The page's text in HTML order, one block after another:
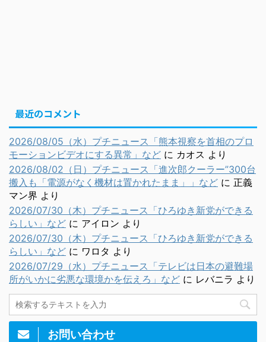
最近のコメント
2026/08/05（水）プチニュース「熊本視察を首相のプロ
モーションビデオにする異常」など に カオス より
2026/08/02（日）プチニュース「進次郎クーラー”300台
搬入も「電源がなく機材は置かれたまま」」など に 正義
マン界 より
2026/07/30（木）プチニュース「ひろゆき新党ができる
らしい」など に アイロン より
2026/07/30（木）プチニュース「ひろゆき新党ができる
らしい」など に ワロタ より
2026/07/29（水）プチニュース「テレビは日本の避難場
所がいかに劣悪な環境かを伝えろ」など に レバニラ より
お問い合わせ